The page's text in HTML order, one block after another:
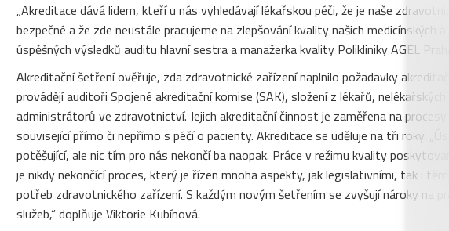
„Akreditace dává lidem, kteří u nás vyhledávají lékařskou péči, že je naše
bezpečné a že zde neustále pracujeme na zlepšování kvality našich medicínských a
úspěšných výsledků auditu hlavní sestra a manažerka kvality Polikliniky AGEL
Akreditační šetření ověřuje, zda zdravotnické zařízení naplnilo požadavky
provádějí auditoři Spojené akreditační komise (SAK), složení z lékařů, nelékařských
administrátorů ve zdravotnictví. Jejich akreditační činnost je zaměřena na procesy
související přímo či nepřímo s péčí o pacienty. Akreditace se uděluje na tři roky.
potěšující, ale nic tím pro nás nekončí ba naopak. Práce v režimu kvality
je nikdy nekončící proces, který je řízen mnoha aspekty, jak legislativními, tak i
potřeb zdravotnického zařízení. S každým novým šetřením se zvyšují nároky na
služeb,“ doplňuje Viktorie Kubínová.